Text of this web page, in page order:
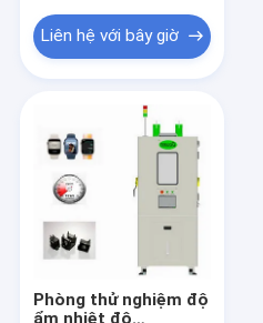
Liên hệ với bây giờ
Phòng thử nghiệm độ
ẩm nhiệt độ